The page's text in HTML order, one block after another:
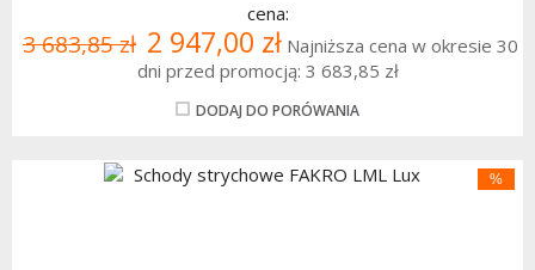
cena:
3 683,85 zł 2 947,00 zł Najniższa cena w okresie 30
dni przed promocją: 3 683,85 zł
DODAJ DO PORÓWANIA
%